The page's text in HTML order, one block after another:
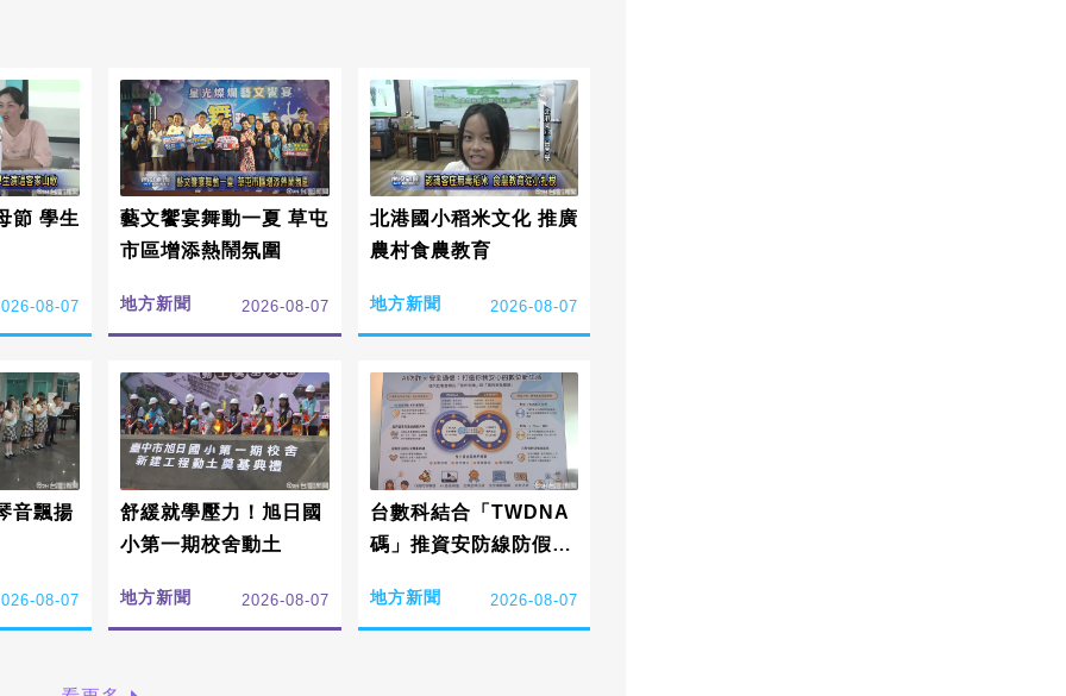
節 學生
08-07
藝文饗宴舞動一夏 草屯
市區增添熱鬧氛圍
地方新聞 2026-08-07
北港國小稻米文化 推廣
農村食農教育
地方新聞 2026-08-07
音飄揚
08-07
舒緩就學壓力！旭日國
小第一期校舍動土
地方新聞 2026-08-07
台數科結合「TWDNA
碼」推資安防線防假簡
地方新聞 2026-08-07